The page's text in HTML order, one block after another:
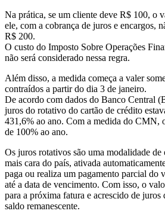
Na prática, se um cliente deve R$ 100, o
ele, com a cobrança de juros e encargos,
R$ 200.
O custo do Imposto Sobre Operações
não será considerado nessa regra.
Além disso, a medida começa a valer
contraídos a partir do dia 3 de janeiro.
De acordo com dados do Banco Central
juros do rotativo do cartão de crédito
431,6% ao ano. Com a medida do CMN,
de 100% ao ano.
Os juros rotativos são uma modalidade de
mais cara do país, ativada
paga ou realiza um pagamento parcial do
até a data de vencimento. Com isso, o
para a próxima fatura e acrescido de juros
saldo remanescente.